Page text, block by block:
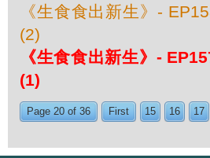
《生食食出新生》-
(2)
《生食食出新生》-
(1)
Page 20 of 36 First 15 16 17